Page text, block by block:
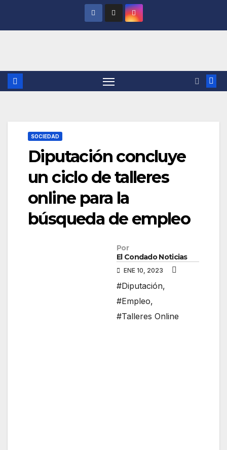
SOCIEDAD
Diputación concluye
un ciclo de talleres
online para la
búsqueda de empleo
Por
El Condado Noticias
ENE 10, 2023
#Diputación,
#Empleo,
#Talleres Online